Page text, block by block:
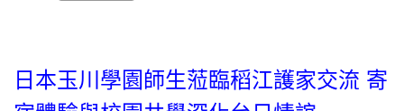
日本玉川學園師生蒞臨稻江護家交流 寄